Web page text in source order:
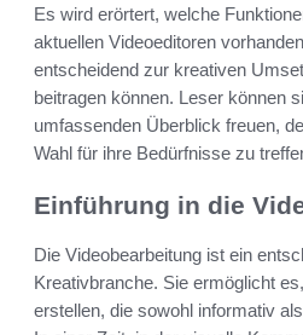
Es wird erörtert, welche
aktuellen Videoeditoren
entscheidend zur kreativen
beitragen können. Leser können
umfassenden Überblick freuen,
Wahl für ihre Bedürfnisse zu
Einführung in die
Die Videobearbeitung ist ein
Kreativbranche. Sie ermöglicht
erstellen, die sowohl informativ